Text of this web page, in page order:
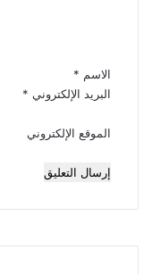
الاسم *
البريد الإلكتروني *
الموقع الإلكتروني